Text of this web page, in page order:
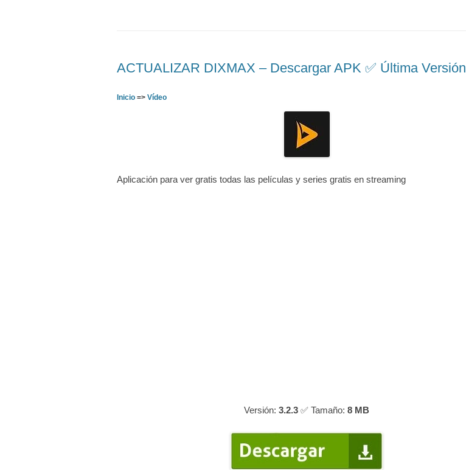
ACTUALIZAR DIXMAX – Descargar APK ✅️ Última Versión
Inicio => Vídeo
Aplicación para ver gratis todas las películas y series gratis en streaming
Versión:3.2.3✅ Tamaño: 8 MB